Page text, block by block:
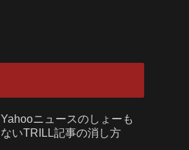
Yahooニュースのしょーも
ないTRILL記事の消し方